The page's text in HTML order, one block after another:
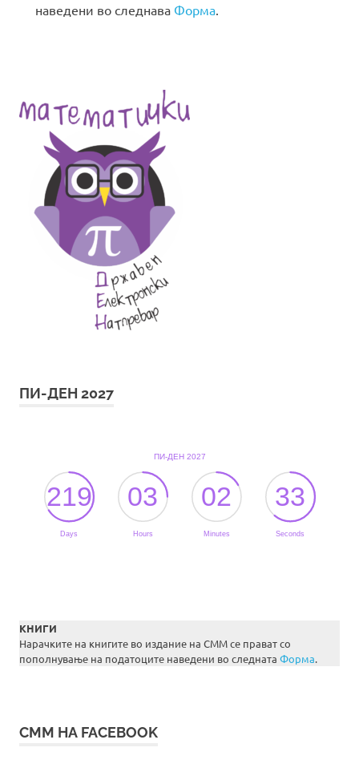
наведени во следнава Форма
ПИ-ДЕН 2027
КНИГИ
Нарачките на книгите во издание на СММ се прават со
пополнување на податоците наведени во следната Форма.
СММ НА FACEBOOK